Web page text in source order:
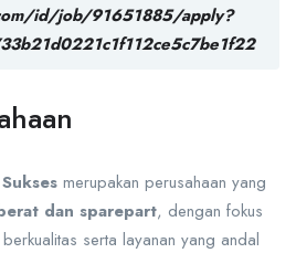
id/job/91651885/apply?
merupakan perusahaan yang
dan sparepart, dengan fokus
serta layanan yang andal